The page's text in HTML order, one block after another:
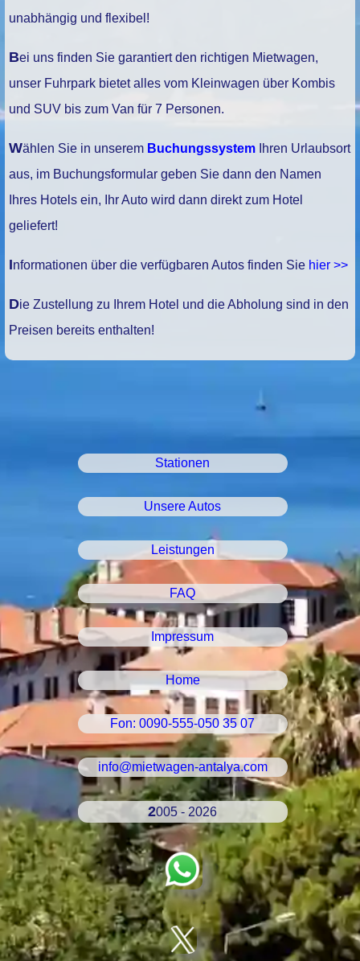
unabhängig und flexibel!
Bei uns finden Sie garantiert den richtigen Mietwagen,
unser Fuhrpark bietet alles vom Kleinwagen über Kombis
und SUV bis zum Van für 7 Personen.
Wählen Sie in unserem Buchungssystem Ihren Urlaubsort
aus, im Buchungsformular geben Sie dann den Namen
Ihres Hotels ein, Ihr Auto wird dann direkt zum Hotel
geliefert!
Informationen über die verfügbaren Autos finden Sie hier >>
Die Zustellung zu Ihrem Hotel und die Abholung sind in den
Preisen bereits enthalten!
Stationen
Unsere Autos
Leistungen
FAQ
Impressum
Home
Fon: 0090-555-050 35 07
info@mietwagen-antalya.com
2005 - 2026